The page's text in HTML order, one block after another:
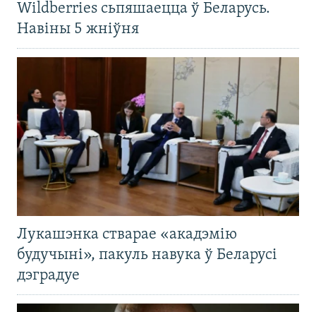
Wildberries сьпяшаецца ў Беларусь.
Навіны 5 жніўня
Лукашэнка стварае «акадэмію
будучыні», пакуль навука ў Беларусі
дэградуе